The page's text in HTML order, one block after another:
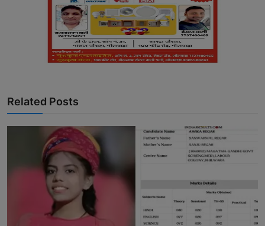
Related Posts